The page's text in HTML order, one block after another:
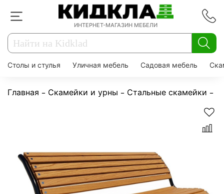
ИНТЕРНЕТ-МАГАЗИН МЕБЕЛИ
Столы и стулья Уличная мебель Садовая мебель
Главная Скамейки и урны Стальные скамейки